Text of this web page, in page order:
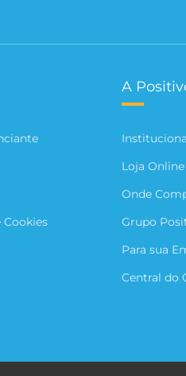
A
Loja Online
Onde
Grupo
Para sua
Central do